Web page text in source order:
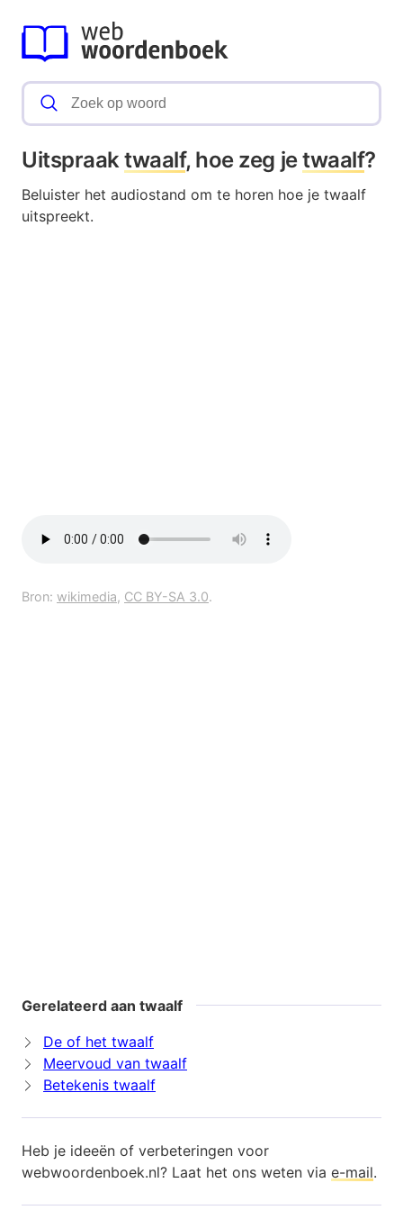
Uitspraaktwaalf, hoe zeg jetwaalf?
Beluister het audiostand om te horen hoe je twaalf
uitspreekt.
Bron: wikimedia, CC BY-SA 3.0.
Gerelateerd aan twaalf
De of het twaalf
Meervoud van twaalf
Betekenis twaalf
Heb je ideeën of verbeteringen voor
webwoordenboek.nl? Laat het ons weten via e-mail.